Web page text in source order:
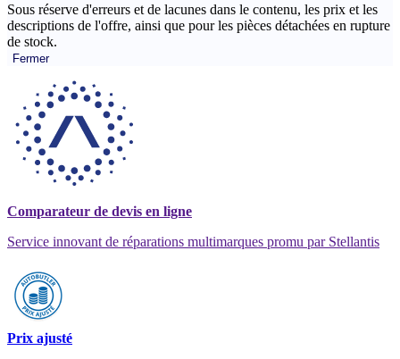
Sous réserve d'erreurs et de lacunes dans le contenu, les prix et les
descriptions de l'offre, ainsi que pour les pièces détachées en rupture
de stock.
Fermer
Comparateur de devis en ligne
Service innovant de réparations multimarques promu par Stellantis
Prix ajusté